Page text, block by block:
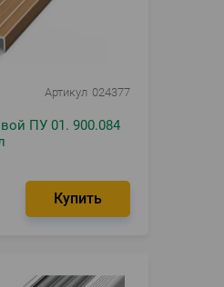
Артикул 024377
ПУ 01. 900.084